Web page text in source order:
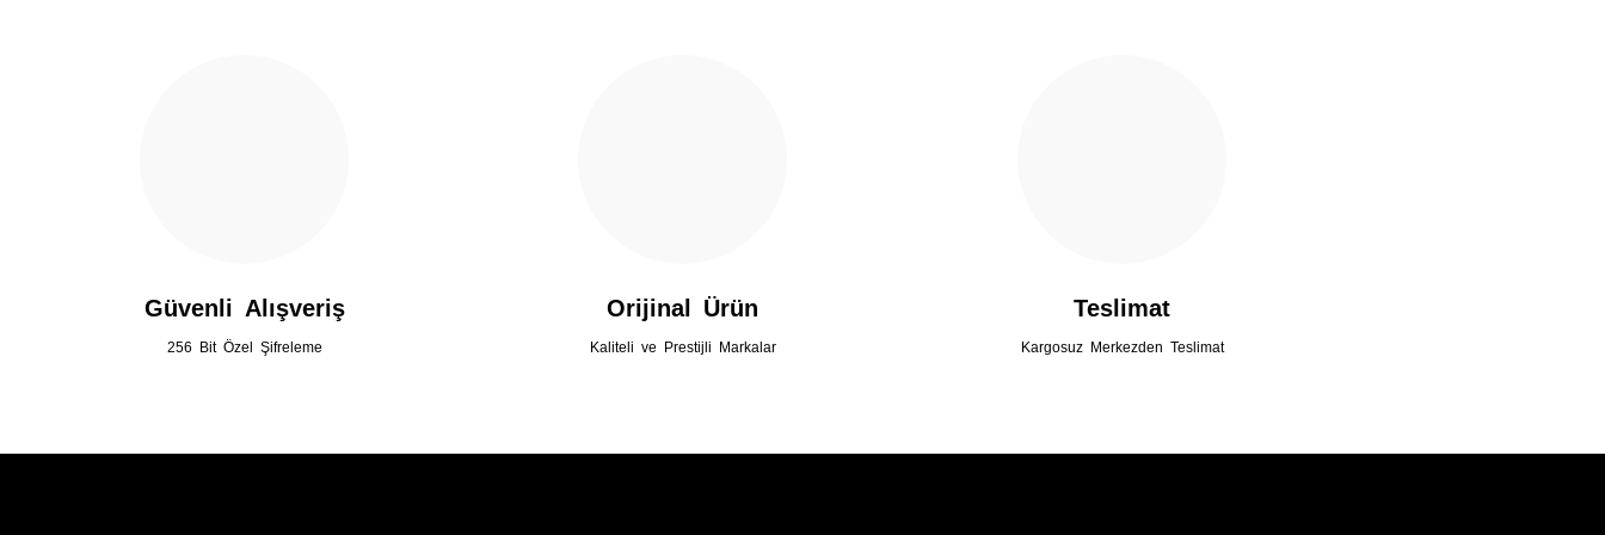
Güvenli Alışveriş
256 Bit Özel Şifreleme
Orijinal Ürün
Kaliteli ve Prestijli Markalar
Teslimat
Kargosuz Merkezden Teslimat